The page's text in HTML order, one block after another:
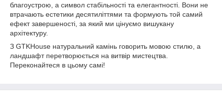
благоустрою, а символ стабільності та елегантності. Вони не
втрачають естетики десятиліттями та формують той самий
ефект завершеності, за який ми цінуємо вишукану
архітектуру.
З GTKHouse натуральний камінь говорить мовою стилю, а
ландшафт перетворюється на витвір мистецтва.
Переконайтеся в цьому самі!